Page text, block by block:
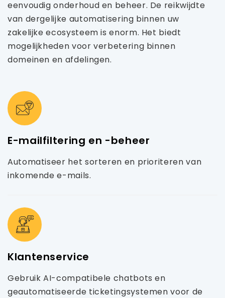
eenvoudig onderhoud en beheer. De reikwijdte
van dergelijke automatisering binnen uw
zakelijke ecosysteem is enorm. Het biedt
mogelijkheden voor verbetering binnen
domeinen en afdelingen.
E-mailfiltering en -beheer
Automatiseer het sorteren en prioriteren van
inkomende e-mails.
Klantenservice
Gebruik AI-compatibele chatbots en
geautomatiseerde ticketingsystemen voor de